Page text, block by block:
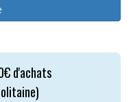
d'achats